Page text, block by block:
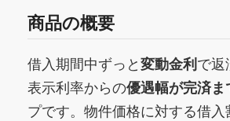
商品の概要
借入期間中ずっと変動金利 で返
表示利率からの優遇幅が完済ま
プです。物件価格に対する借入